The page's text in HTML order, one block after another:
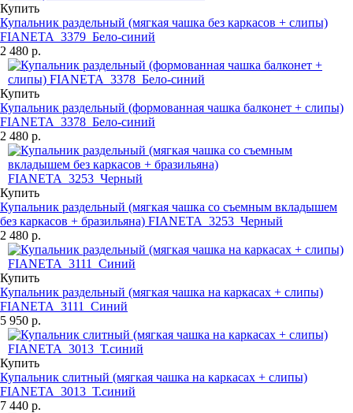
Купить
Купальник раздельный (мягкая чашка без каркасов + слипы)
FIANETA_3379_Бело-синий
2 480 р.
Купить
Купальник раздельный (формованная чашка балконет + слипы)
FIANETA_3378_Бело-синий
2 480 р.
Купить
Купальник раздельный (мягкая чашка со съемным вкладышем
без каркасов + бразильяна) FIANETA_3253_Черный
2 480 р.
Купить
Купальник раздельный (мягкая чашка на каркасах + слипы)
FIANETA_3111_Синий
5 950 р.
Купить
Купальник слитный (мягкая чашка на каркасах + слипы)
FIANETA_3013_Т.синий
7 440 р.